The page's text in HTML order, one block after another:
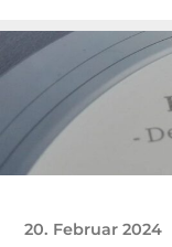
20. Februar 2024